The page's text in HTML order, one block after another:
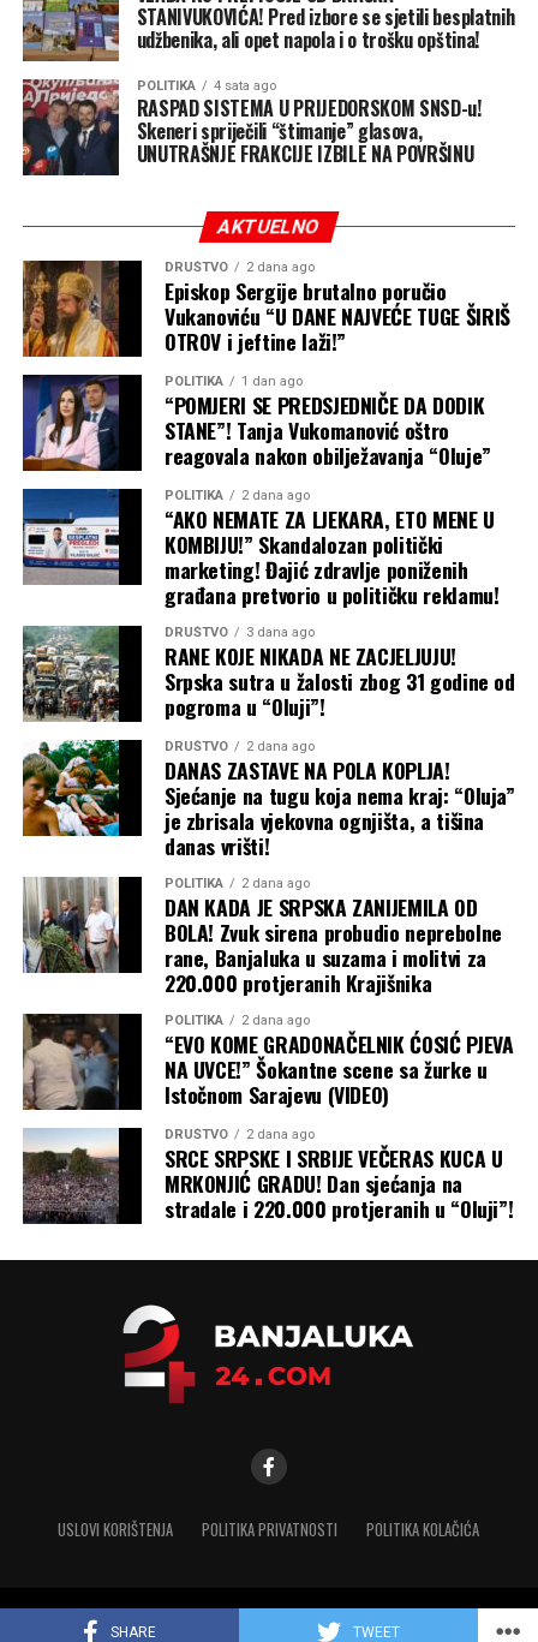
SHARE TWEET
STANIVUKOVIĆA! Pred izbore se sjetili besplatnih
udžbenika, ali opet napola i o trošku opština!
POLITIKA 4 sata ago
RASPAD SISTEMA U PRIJEDORSKOM SNSD-u!
Skeneri spriječili “štimanje” glasova,
UNUTRAŠNJE FRAKCIJE IZBILE NA POVRŠINU
AKTUELNO
DRUŠTVO 2 dana ago
Episkop Sergije brutalno poručio
Vukanoviću “U DANE NAJVEĆE TUGE ŠIRIŠ
OTROV i jeftine laži!”
POLITIKA 1 dan ago
“POMJERI SE PREDSJEDNIČE DA DODIK
STANE”! Tanja Vukomanović oštro
reagovala nakon obilježavanja “Oluje”
POLITIKA 2 dana ago
“AKO NEMATE ZA LJEKARA, ETO MENE U
KOMBIJU!” Skandalozan politički
marketing! Đajić zdravlje poniženih
građana pretvorio u političku reklamu!
DRUŠTVO 3 dana ago
RANE KOJE NIKADA NE ZACJELJUJU!
Srpska sutra u žalosti zbog 31 godine od
pogroma u “Oluji”!
DRUŠTVO 2 dana ago
DANAS ZASTAVE NA POLA KOPLJA!
Sjećanje na tugu koja nema kraj: “Oluja”
je zbrisala vjekovna ognjišta, a tišina
danas vrišti!
POLITIKA 2 dana ago
DAN KADA JE SRPSKA ZANIJEMILA OD
BOLA! Zvuk sirena probudio neprebolne
rane, Banjaluka u suzama i molitvi za
220.000 protjeranih Krajišnika
POLITIKA 2 dana ago
“EVO KOME GRADONAČELNIK ĆOSIĆ PJEVA
NA UVCE!” Šokantne scene sa žurke u
Istočnom Sarajevu (VIDEO)
DRUŠTVO 2 dana ago
SRCE SRPSKE I SRBIJE VEČERAS KUCA U
MRKONJIĆ GRADU! Dan sjećanja na
stradale i 220.000 protjeranih u “Oluji”!
USLOVI KORIŠTENJA POLITIKA PRIVATNOSTI POLITIKA KOLAČIĆA
Copyright © 2025 banjaluka-24.com. Sva prava zadržana